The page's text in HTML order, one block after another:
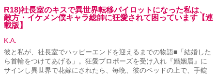
R18)社長室のキスで異世界転移パイロットになった私は、
敵方・イケメン僕キャラ総帥に狂愛されて困っています【連
載版】
K.A.
彼と私が、社長室でハッピーエンドを迎えるまでの物語■「結婚した
ら首輪をつけてあげる」。狂愛プロポーズを受け入れ『婚姻届』に
サインし異世界で花嫁にされたら、毎晩、彼のベッドの上で、手錠